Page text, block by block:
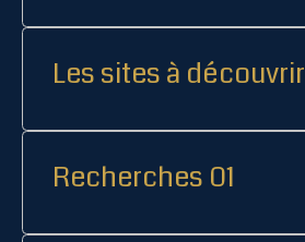
Les sites à découvrir
Recherches 01